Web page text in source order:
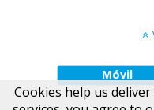
Móvil
Cookies help us